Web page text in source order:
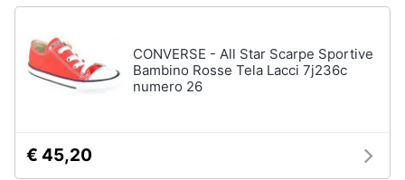
CONVERSE - All Star Scarpe Sportive
Bambino Rosse Tela Lacci 7j236c
numero 26
€ 45,20